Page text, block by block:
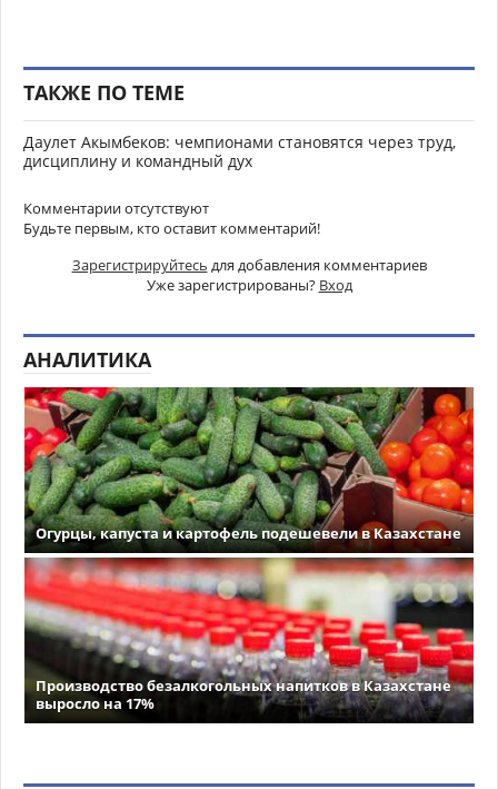
ТАКЖЕ ПО ТЕМЕ
Даулет Акымбеков: чемпионами становятся через труд,
дисциплину и командный дух
Комментарии отсутствуют
Будьте первым, кто оставит комментарий!
Зарегистрируйтесь для добавления комментариев
Уже зарегистрированы? Вход
АНАЛИТИКА
Огурцы, капуста и картофель подешевели в Казахстане
Производство безалкогольных напитков в Казахстане
выросло на 17%